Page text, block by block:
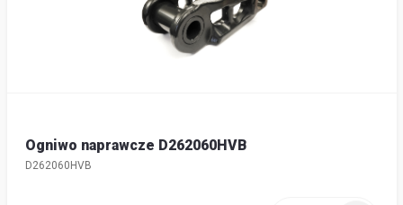
Ogniwo naprawcze D262060HVB
D262060HVB